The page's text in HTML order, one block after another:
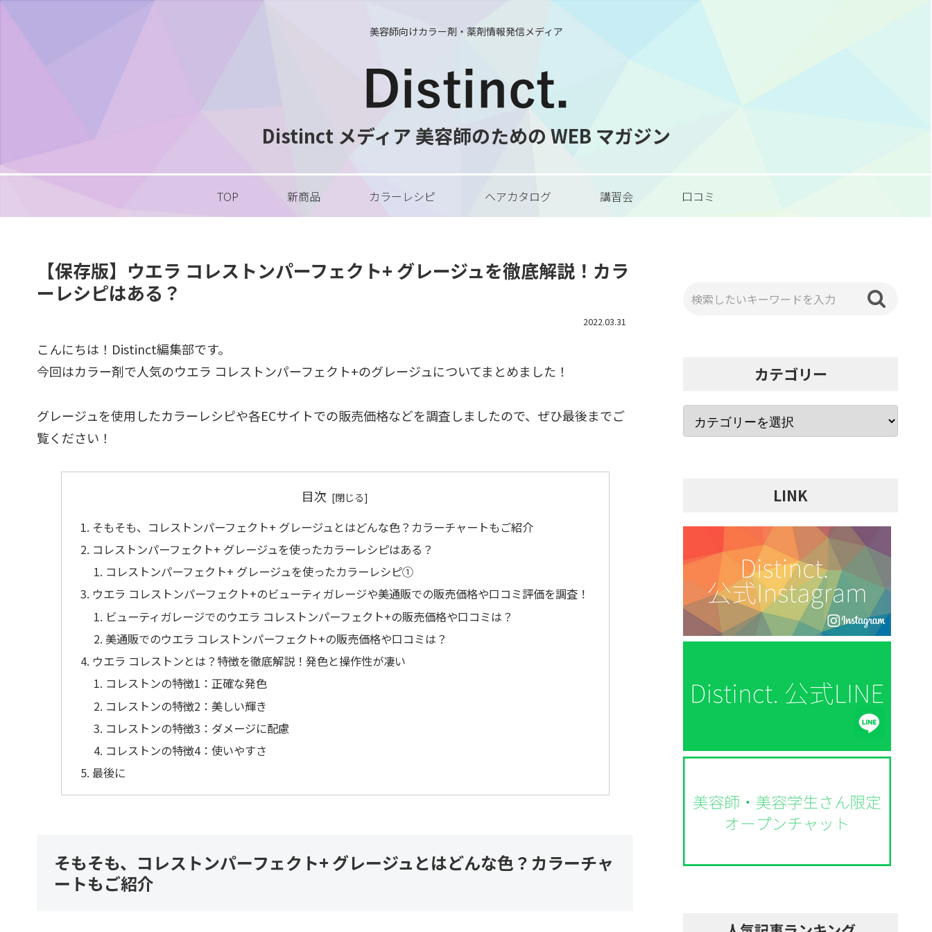
美容師向けカラー剤・薬剤情報発信メディア
Distinct メディア 美容師のための WEB マガジン
TOP 新商品 カラーレシピ ヘアカタログ 講習会 口コミ
【保存版】ウエラ コレストンパーフェクト+ グレージュを徹底解説！カラ
ーレシピはある？
2022.03.31
こんにちは！Distinct編集部です。
今回はカラー剤で人気のウエラ コレストンパーフェクト+のグレージュについてまとめました！
グレージュを使用したカラーレシピや各ECサイトでの販売価格などを調査しましたので、ぜひ最後までご
覧ください！
目次
そもそも、コレストンパーフェクト+ グレージュとはどんな色？カラーチャートもご紹介
コレストンパーフェクト+ グレージュを使ったカラーレシピはある？
コレストンパーフェクト+ グレージュを使ったカラーレシピ①
ウエラ コレストンパーフェクト+のビューティガレージや美通販での販売価格や口コミ評価を調査！
ビューティガレージでのウエラ コレストンパーフェクト+の販売価格や口コミは？
美通販でのウエラ コレストンパーフェクト+の販売価格や口コミは？
ウエラ コレストンとは？特徴を徹底解説！発色と操作性が凄い
コレストンの特徴1：正確な発色
コレストンの特徴2：美しい輝き
コレストンの特徴3：ダメージに配慮
コレストンの特徴4：使いやすさ
最後に
そもそも、コレストンパーフェクト+ グレージュとはどんな色？カラーチャ
ートもご紹介
カテゴリー
LINK